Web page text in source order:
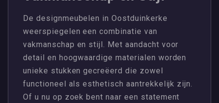
De designmeubelen in Oostduinkerke
weerspiegelen een combinatie van
vakmanschap en stijl. Met aandacht voor
detail en hoogwaardige materialen worden
unieke stukken gecreëerd die zowel
functioneel als esthetisch aantrekkelijk zijn.
Of u nu op zoek bent naar een statement